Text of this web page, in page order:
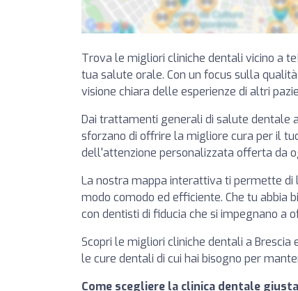
Trova le migliori cliniche dentali vicino a
tua salute orale. Con un focus sulla
visione chiara delle esperienze di altri
Dai trattamenti generali di salute dentale
sforzano di offrire la migliore cura per il
dell'attenzione personalizzata offerta da
La nostra mappa interattiva ti permette di
modo comodo ed efficiente. Che tu abbia
con dentisti di fiducia che si impegnano a
Scopri le migliori cliniche dentali a
le cure dentali di cui hai bisogno per
Come scegliere la clinica dentale giusta